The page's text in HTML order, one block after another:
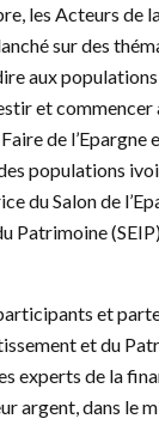
les Acteurs de
sur des
aux
et
de l’Epargne
populations
du Salon de
Patrimoine
et
et du
experts de la
argent, dans le